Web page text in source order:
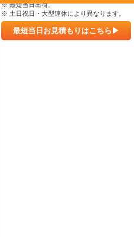
※ 最短当日出荷。
※ 土日祝日・大型連休により異なります。
最短当日お見積もりはこちら▶